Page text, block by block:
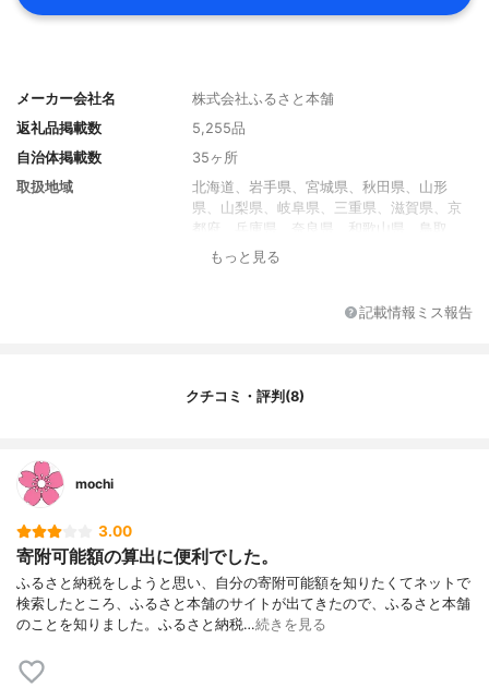
メーカー会社名
株式会社ふるさと本舗
返礼品掲載数
5,255品
自治体掲載数
35ヶ所
取扱地域
北海道、岩手県、宮城県、秋田県、山形
県、山梨県、岐阜県、三重県、滋賀県、京
都府、兵庫県、奈良県、和歌山県、鳥取
県、高知県、福岡県、佐賀県、長崎県
クレジットカード
ニッチな悩みに特化
人気の返礼品
もっと見る
記載情報ミス報告
クチコミ・評判(8)
mochi
3.00
寄附可能額の算出に便利でした。
ふるさと納税をしようと思い、自分の寄附可能額を知りたくてネットで
検索したところ、ふるさと本舗のサイトが出てきたので、ふるさと本舗
のことを知りました。ふるさと納税…続きを見る